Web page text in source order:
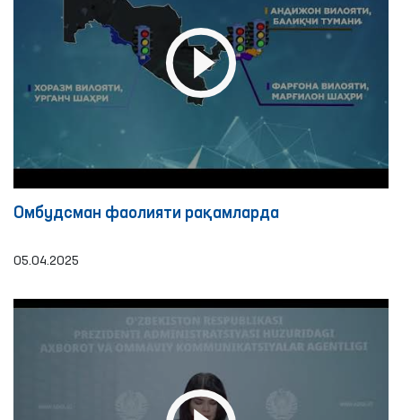
Омбудсман фаолияти рақамлардa
05.04.2025